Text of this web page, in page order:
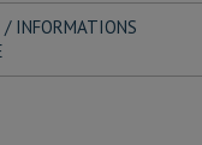
INFORMATIONS